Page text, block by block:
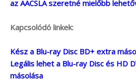
az AACSLA szeretné mielőbb
Kapcsolódó linkek:
Kész a Blu-ray Disc BD+ extra
Legális lehet a Blu-ray Disc és HD
másolása